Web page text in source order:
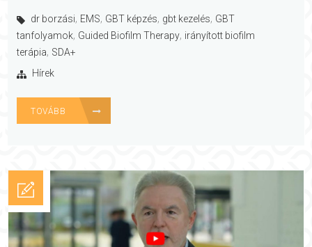
dr borzási, EMS, GBT képzés, gbt kezelés, GBT
tanfolyamok, Guided Biofilm Therapy, irányított biofilm
terápia, SDA+
Hírek
TOVÁBB